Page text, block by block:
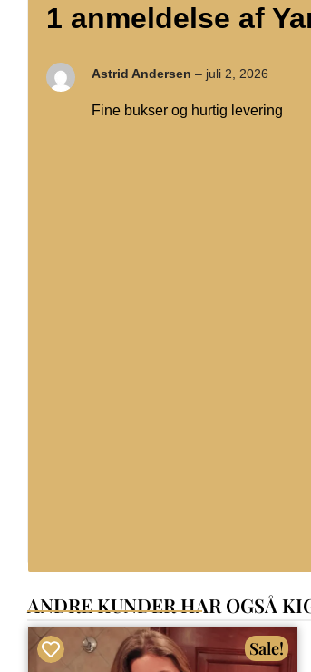
1 anmeldelse af
Astrid Andersen – juli 2, 2026
Fine bukser og hurtig levering
ANDRE KUNDER HAR OGSÅ
Sale!